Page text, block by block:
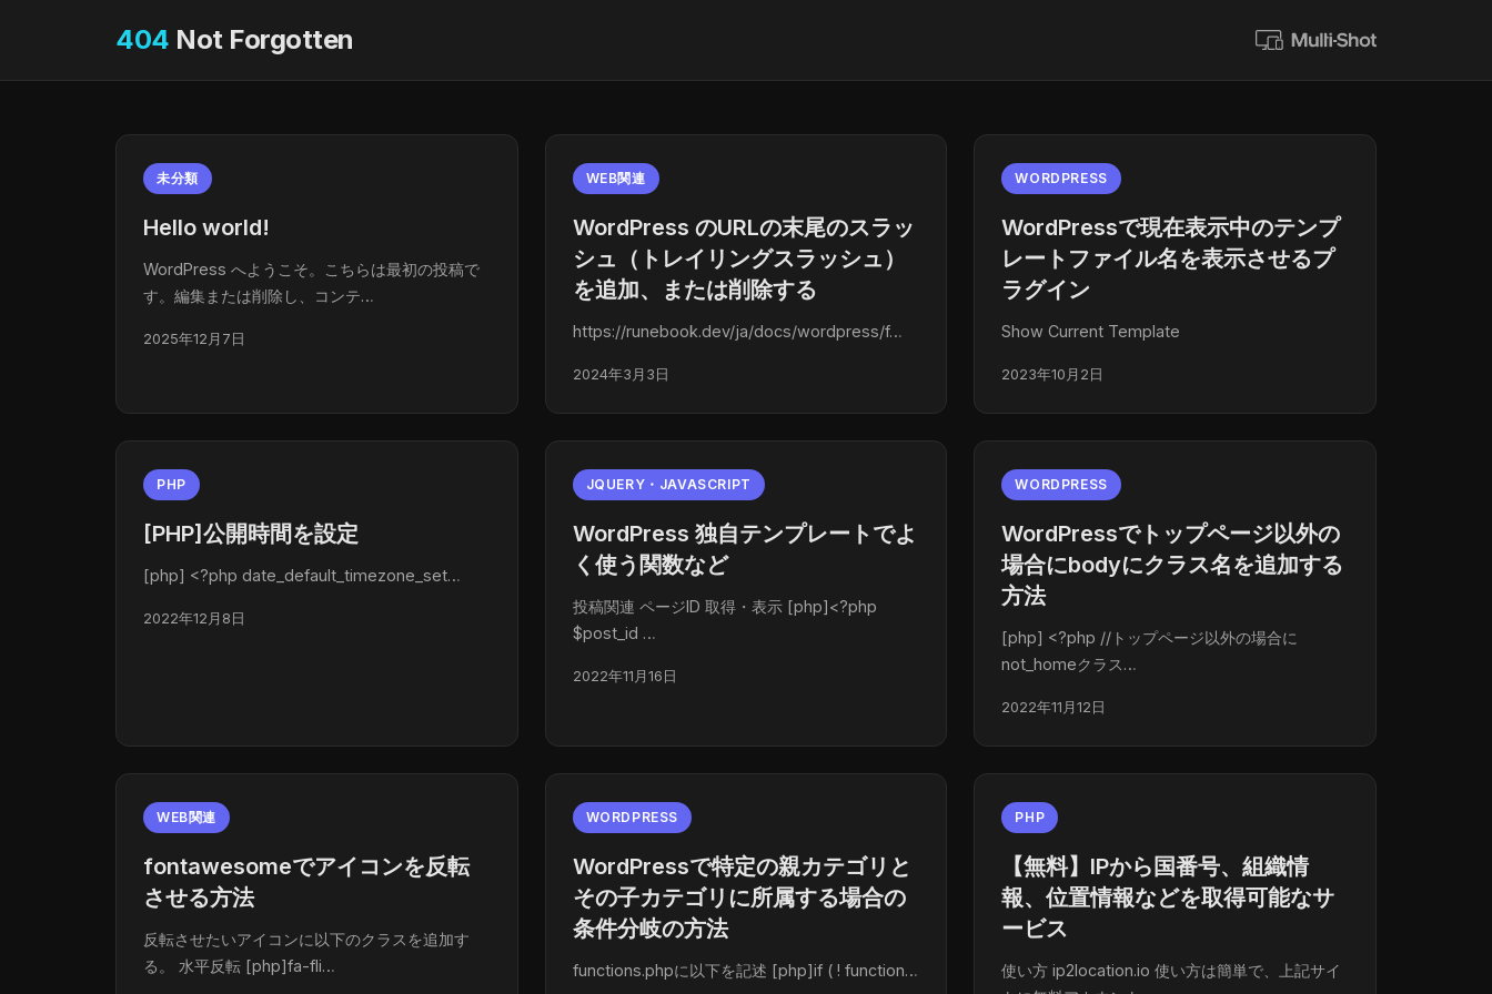
404 Not Forgotten
未分類
Hello world!
WordPress へようこそ。こちらは最初の投稿で
す。編集または削除し、コンテ…
2025年12月7日
WEB関連
WordPress のURLの末尾のスラッ
シュ（トレイリングスラッシュ）
を追加、または削除する
https://runebook.dev/ja/docs/wordpress/f…
2024年3月3日
WORDPRESS
WordPressで現在表示中のテンプ
レートファイル名を表示させるプ
ラグイン
Show Current Template
2023年10月2日
PHP
[PHP]公開時間を設定
[php] <?php date_default_timezone_set…
2022年12月8日
JQUERY・JAVASCRIPT
WordPress 独自テンプレートでよ
く使う関数など
投稿関連 ページID 取得・表示 [php]<?php
$post_id …
2022年11月16日
WORDPRESS
WordPressでトップページ以外の
場合にbodyにクラス名を追加する
方法
[php] <?php //トップページ以外の場合に
not_homeクラス…
2022年11月12日
WEB関連
fontawesomeでアイコンを反転
させる方法
反転させたいアイコンに以下のクラスを追加す
る。 水平反転 [php]fa-fli…
WORDPRESS
WordPressで特定の親カテゴリと
その子カテゴリに所属する場合の
条件分岐の方法
functions.phpに以下を記述 [php]if ( ! function…
PHP
【無料】IPから国番号、組織情
報、位置情報などを取得可能なサ
ービス
使い方 ip2location.io 使い方は簡単で、上記サイ